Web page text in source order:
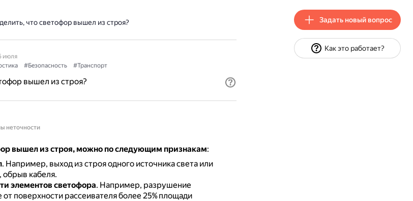
что светофор вышел из строя?
июля
#Безопасность #Транспорт
вышел из строя?
неточности
вышел из строя, можно по следующим признакам:
. Например, выход из строя одного источника света или
обрыв кабеля.
элементов светофора. Например, разрушение
поверхности рассеивателя более 25% площади
Задать новый вопрос
Как это работает?